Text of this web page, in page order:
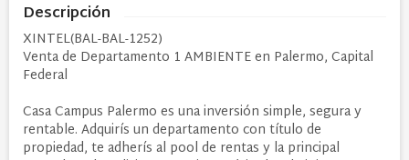
Descripción
XINTEL(BAL-BAL-1252)
Venta de Departamento 1 AMBIENTE en Palermo, Capital
Federal
Casa Campus Palermo es una inversión simple, segura y
rentable. Adquirís un departamento con título de
propiedad, te adherís al pool de rentas y la principal